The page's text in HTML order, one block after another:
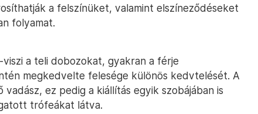
a felszínüket, valamint elszíneződéseket
folyamat.
a teli dobozokat, gyakran a férje
megkedvelte felesége különös kedvtelését. A
vadász, ez pedig a kiállítás egyik szobájában is
trófeákat látva.